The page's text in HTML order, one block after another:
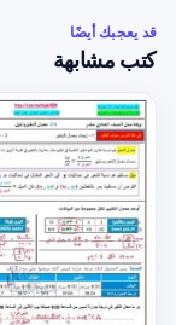
قد يعجبك أيضًا
كتب مشابهة